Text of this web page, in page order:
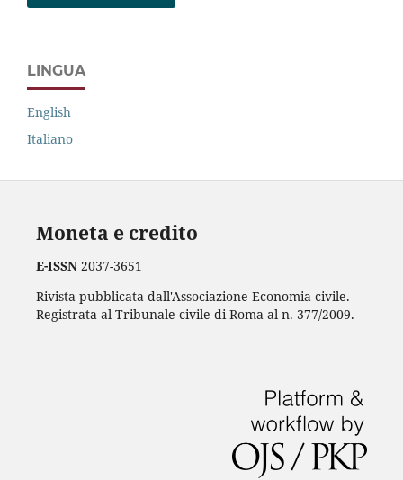
LINGUA
English
Italiano
Moneta e credito
E-ISSN2037-3651
Rivista pubblicata dall'Associazione Economia civile.
Registrata al Tribunale civile di Roma al n. 377/2009.